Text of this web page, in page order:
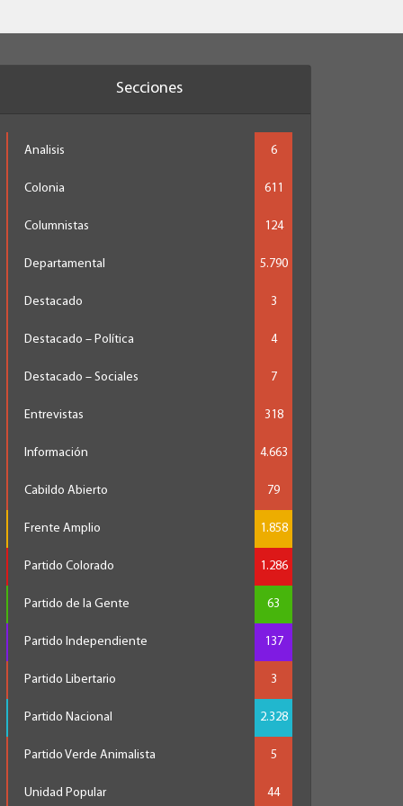
Secciones
Analisis 6
Colonia 611
Columnistas 124
Departamental 5.790
Destacado 3
Destacado – Política 4
Destacado – Sociales 7
Entrevistas 318
Información 4.663
Cabildo Abierto 79
Frente Amplio 1.858
Partido Colorado 1.286
Partido de la Gente 63
Partido Independiente 137
Partido Libertario 3
Partido Nacional 2.328
Partido Verde Animalista 5
Unidad Popular 44